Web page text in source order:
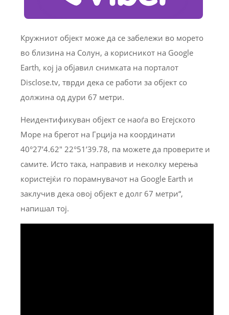
Кружниот објект може да се забележи во морето
во близина на Солун, а корисникот на Google
Earth, кој ја објавил снимката на порталот
Disclose.tv, тврди дека се работи за објект со
должина од дури 67 метри.
Неидентификуван објект се наоѓа во Егејското
Море на брегот на Грција на координати
40°27’4.62″ 22°51’39.78, па можете да проверите и
самите. Исто така, направив и неколку мерења
користејќи го порамнувачот на Google Earth и
заклучив дека овој објект е долг 67 метри“,
напишал тој.